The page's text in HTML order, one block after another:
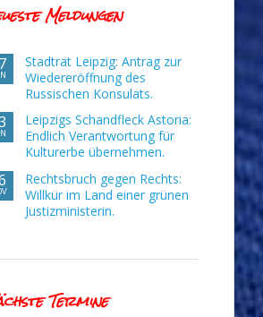
Sitemap
facebook
Meldungen
Stadtrat Leipzig: Antrag zur
Wiedereröffnung des
Russischen Konsulats.
Leipzigs Schandfleck Astoria:
Endlich Verantwortung für
Kulturerbe übernehmen.
Rechtsbruch gegen Rechts:
Willkür im Land einer grünen
Justizministerin.
Termine